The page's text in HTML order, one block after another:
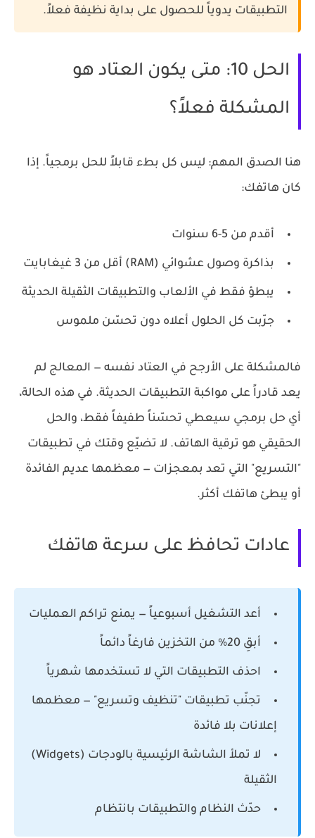
التطبيقات يدوياً للحصول على بداية نظيفة فعلاً.
الحل 10: متى يكون العتاد هو
المشكلة فعلاً؟
هنا الصدق المهم: ليس كل بطء قابلاً للحل برمجياً. إذا
كان هاتفك:
أقدم من 5-6 سنوات
بذاكرة وصول عشوائي (RAM) أقل من 3 غيغابايت
يبطؤ فقط في الألعاب والتطبيقات الثقيلة الحديثة
جرّبت كل الحلول أعلاه دون تحسّن ملموس
فالمشكلة على الأرجح في العتاد نفسه — المعالج لم
يعد قادراً على مواكبة التطبيقات الحديثة. في هذه الحالة،
أي حل برمجي سيعطي تحسّناً طفيفاً فقط، والحل
الحقيقي هو ترقية الهاتف. لا تضيّع وقتك في تطبيقات
"التسريع" التي تعد بمعجزات — معظمها عديم الفائدة
أو يبطئ هاتفك أكثر.
عادات تحافظ على سرعة هاتفك
أعد التشغيل أسبوعياً — يمنع تراكم العمليات
أبقِ 20% من التخزين فارغاً دائماً
احذف التطبيقات التي لا تستخدمها شهرياً
تجنّب تطبيقات "تنظيف وتسريع" — معظمها
إعلانات بلا فائدة
لا تملأ الشاشة الرئيسية بالودجات
(Widgets)
الثقيلة
حدّث النظام والتطبيقات بانتظام